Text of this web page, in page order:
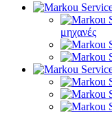
μηχανές